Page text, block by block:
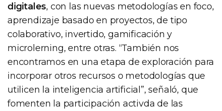
digitales, con las nuevas metodologías en foco,
aprendizaje basado en proyectos, de tipo
colaborativo, invertido, gamificación y
microlerning, entre otras. “También nos
encontramos en una etapa de exploración para
incorporar otros recursos o metodologías que
utilicen la inteligencia artificial”, señaló, que
fomenten la participación activda de las